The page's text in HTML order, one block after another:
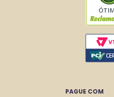
PAGUE COM